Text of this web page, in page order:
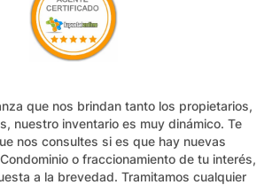
que nos brindan tanto los propietarios,
nuestro inventario es muy dinámico. Te
nos consultes si es que hay nuevas
o fraccionamiento de tu interés,
a la brevedad. Tramitamos cualquier